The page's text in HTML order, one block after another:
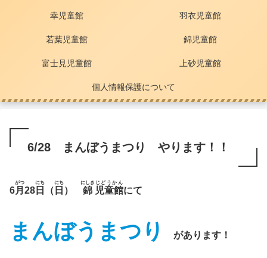
幸児童館 羽衣児童館
若葉児童館 錦児童館
富士見児童館 上砂児童館
個人情報保護について
6/28 まんぼうまつり やります！！
6月
がつ
28 日
にち
（ 日
にち
） 錦
にしき
児童館
じどうかん
にて
まんぼうまつり があります！